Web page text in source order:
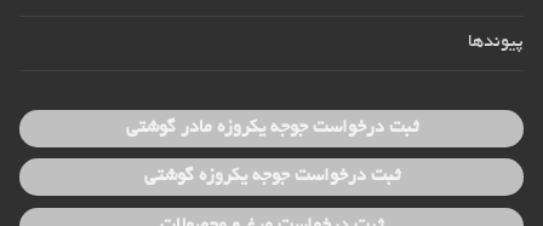
پیوندها
ثبت درخواست جوجه یکروزه مادر گوشتی
ثبت درخواست جوجه یکروزه گوشتی